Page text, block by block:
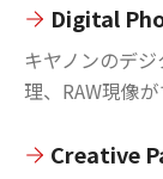
Digital
キヤノンのデ
理、RAW現像
Creative